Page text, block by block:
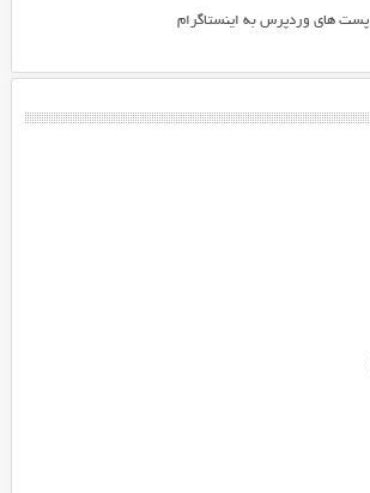
پست های وردپرس به اینستاگرام